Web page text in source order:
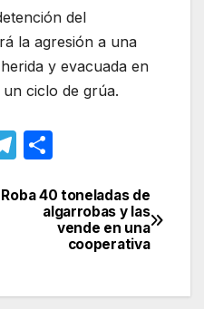
del
la agresión a una
y evacuada en
ciclo de grúa.
T
e
m
m
p
ar
tir
Roba 40 toneladas de
algarrobas y las
vende en una
cooperativa